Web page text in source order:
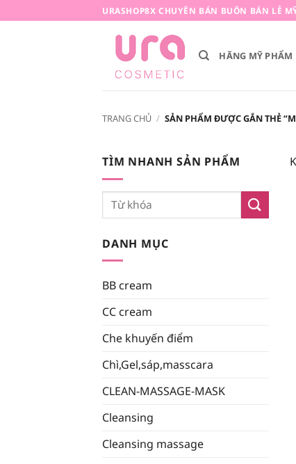
qua
URASHOP8X CHUYÊN BÁN BUÔN BÁN LẺ
HÃNG MỸ PHẨM
TRANG CHỦ / SẢN PHẨM ĐƯỢC GẮN THẺ
TÌM NHANH SẢN PHẨM
Tìm
DANH MỤC
BB cream
CC cream
Che khuyến điểm
Chì,Gel,sáp,masscara
CLEAN-MASSAGE-MASK
Cleansing
Cleansing massage